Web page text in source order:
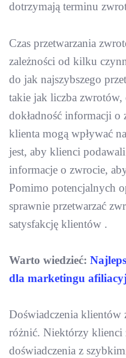
dotrzymają terminu
Czas przetwarzania
zależności od kilku
do jak najszybszego
takie jak liczba zwrotów,
dokładność informacji o
klienta mogą wpływać
jest, aby klienci
informacje o zwrocie,
Pomimo potencjalnych
sprawnie przetwarzać
satysfakcję klientów .
Warto wiedzieć:
dla marketingu
Doświadczenia klientów
różnić. Niektórzy klienci
doświadczenia z